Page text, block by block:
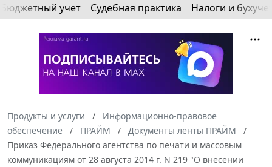
Бюджетный учет Судебная практика Налоги и
Продукты и услуги
Информационно-правовое
обеспечение
ПРАЙМ
Документы ленты ПРАЙМ
Приказ Федерального агентства по печати и массовым
коммуникациям от 28 августа 2014 г. N 219 "О внесении